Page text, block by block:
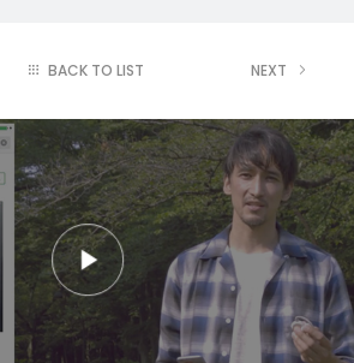
BACK TO LIST NEXT